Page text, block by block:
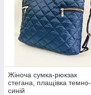
Жіноча сумка-рюкзак
стегана, плащівка темно-
синій